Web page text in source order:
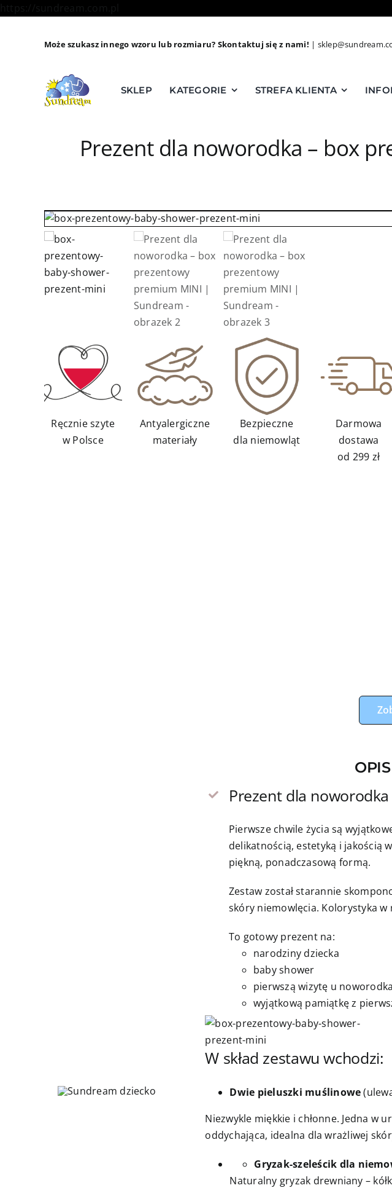
content
Może szukasz innego wzoru lub rozmiaru? Skontaktuj się z nami! |
SKLEP KATEGORIE STREFA KLIENTA
Prezent dla noworodka – box
Ręcznie szyte
w Polsce
Antyalergiczne
materiały
Bezpieczne
dla niemowląt
Darmowa
dostawa
od 299 zł
Prezent dla
Pierwsze chwile życia są
delikatnością, estetyką i jakością
piękną, ponadczasową formą.
Zestaw został starannie
skóry niemowlęcia. Kolorystyka
To gotowy prezent na:
narodziny dziecka
baby shower
pierwszą wizytę u noworodka
wyjątkową pamiątkę z
W skład zestawu wchodzi:
Dwie pieluszki muślinowe
Niezwykle miękkie i chłonne. Jedna w
oddychająca, idealna dla wrażliwej
Gryzak-szeleścik dla
Naturalny gryzak drewniany –